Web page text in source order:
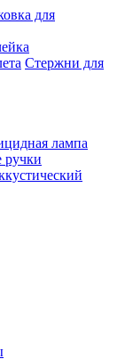
для
Стержни для
лампа
ручки